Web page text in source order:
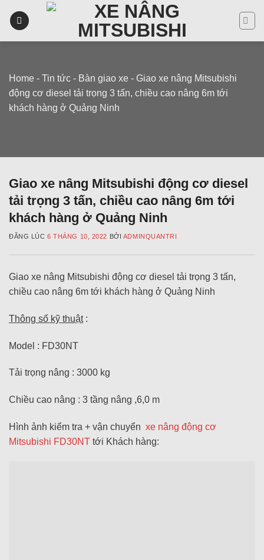
Home - Tin tức - Bàn giao xe - Giao xe nâng Mitsubishi
động cơ diesel tải trọng 3 tấn, chiều cao nâng 6m tới
khách hàng ở Quảng Ninh
Giao xe nâng Mitsubishi động cơ diesel
tải trọng 3 tấn, chiều cao nâng 6m tới
khách hàng ở Quảng Ninh
ĐĂNG LÚC6 THÁNG 10, 2022 BỞI ADMINQUANTRI
Giao xe nâng Mitsubishi động cơ diesel tải trọng 3 tấn,
chiều cao nâng 6m tới khách hàng ở Quảng Ninh
Thông số kỹ thuật:
Model : FD30NT
Tải trọng nâng : 3000 kg
Chiều cao nâng : 3 tầng nâng ,6,0 m
Hình ảnh kiểm tra + vận chuyển xe nâng động cơ
Mitsubishi FD30NT tới Khách hàng: